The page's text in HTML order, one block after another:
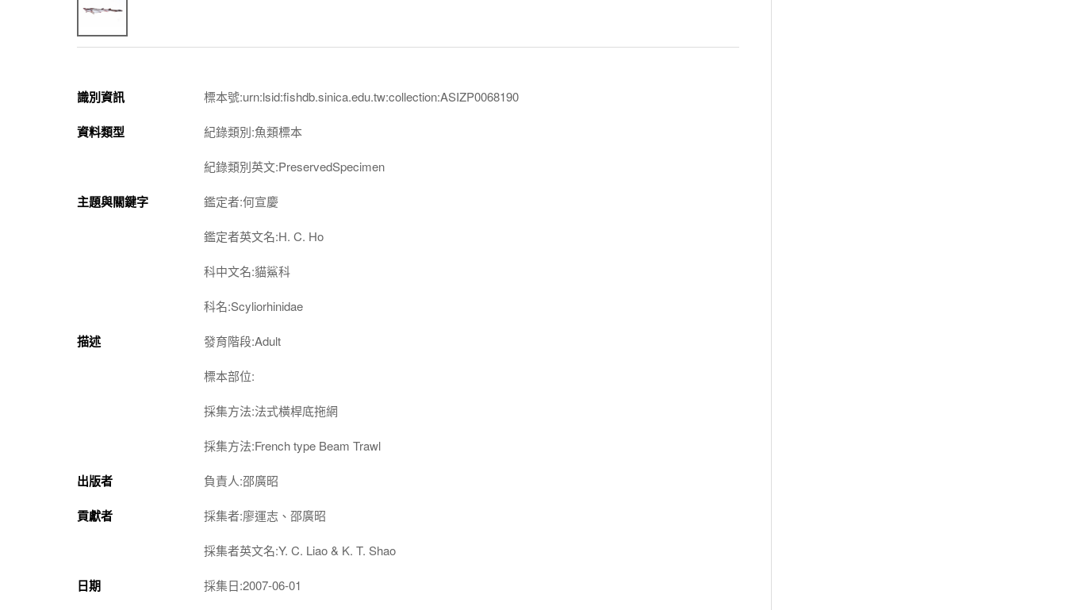
識別資訊 標本號:urn:lsid:fishdb.sinica.edu.tw:collection:ASIZP0068190
資料類型 紀錄類別:魚類標本
紀錄類別英文:PreservedSpecimen
主題與關鍵字 鑑定者:何宣慶
鑑定者英文名:H. C. Ho
科中文名:貓鯊科
科名:Scyliorhinidae
描述 發育階段:Adult
標本部位:
採集方法:法式橫桿底拖網
採集方法:French type Beam Trawl
出版者 負責人:邵廣昭
貢獻者 採集者:廖運志、邵廣昭
採集者英文名:Y. C. Liao & K. T. Shao
日期 採集日:2007-06-01